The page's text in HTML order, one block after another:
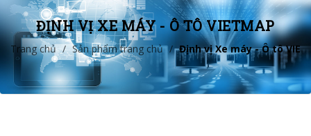
ĐỊNH VỊ XE MÁY - Ô TÔ VIETMAP
Trang chủ / Sản phẩm trang chủ / Định vị Xe máy - Ô tô